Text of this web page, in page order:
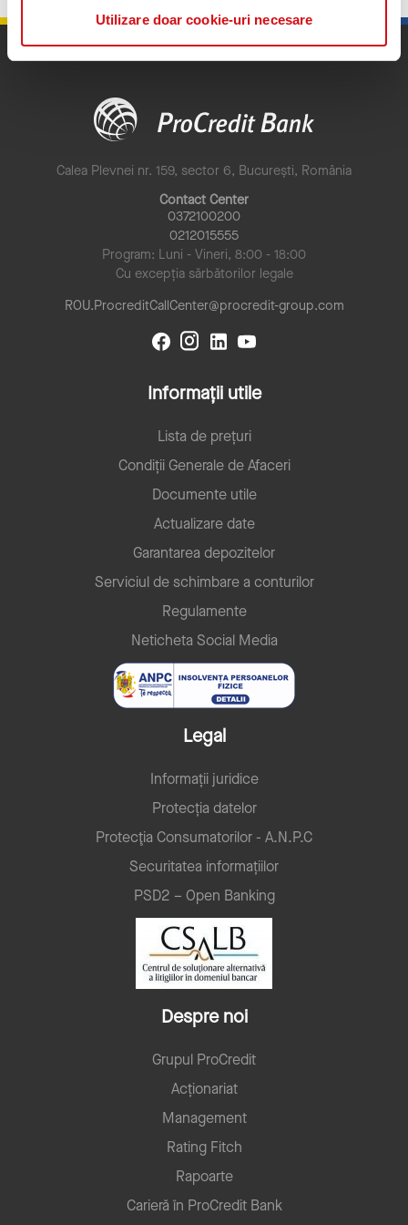
Utilizare doar cookie-uri necesare
Calea Plevnei nr. 159, sector 6, București, România
Contact Center
0372100200
0212015555
Program: Luni - Vineri, 8:00 - 18:00
Cu excepția sărbătorilor legale
ROU.ProcreditCallCenter@procredit-group.com
Informații utile
Lista de prețuri
Condiții Generale de Afaceri
Documente utile
Actualizare date
Garantarea depozitelor
Serviciul de schimbare a conturilor
Regulamente
Neticheta Social Media
Legal
Informații juridice
Protecția datelor
Protecţia Consumatorilor - A.N.P.C
Securitatea informațiilor
PSD2 – Open Banking
Despre noi
Grupul ProCredit
Acționariat
Management
Rating Fitch
Rapoarte
Carieră în ProCredit Bank